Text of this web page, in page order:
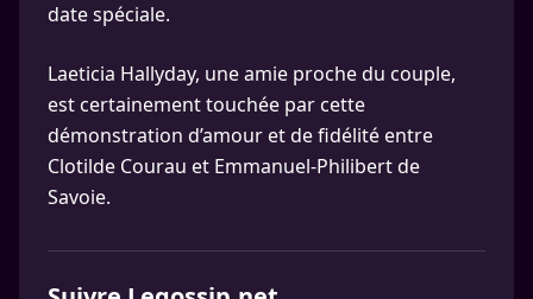
date spéciale.
Laeticia Hallyday, une amie proche du couple,
est certainement touchée par cette
démonstration d’amour et de fidélité entre
Clotilde Courau et Emmanuel-Philibert de
Savoie.